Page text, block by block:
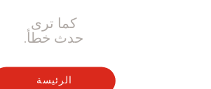
كما ترى
حدث خطأ.
الرئيسة